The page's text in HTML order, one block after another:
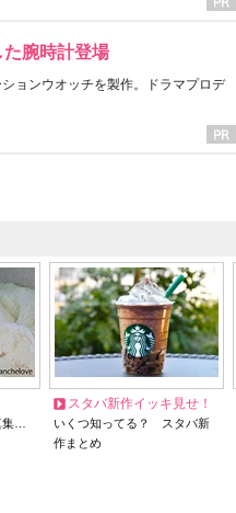
腕時計登場
ョンウオッチを製作。ドラマプロデ
…
スタバ新作イッキ見せ！
いくつ知ってる？ スタバ新
作まとめ